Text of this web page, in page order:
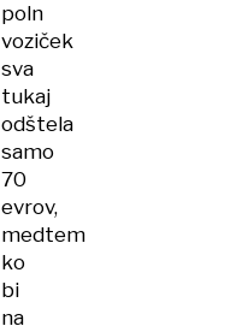
poln
voziček
sva
tukaj
odštela
samo
70
evrov,
medtem
ko
bi
na